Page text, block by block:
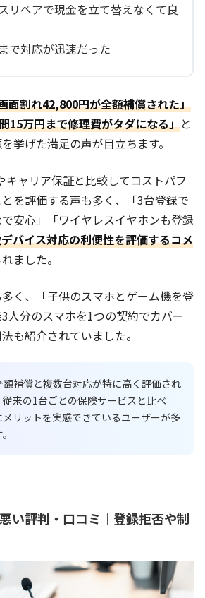
リペアで現金を立て替えなくて良
で対応が迅速だった
面割れ42,800円が全額補償された」
15万円まで修理費がタダになる」と
挙げた満足の声が目立ちます。
キャリア保証と比較してコストパフ
を評価する声も多く、「3台登録で
安心」「ワイヤレスイヤホンも登録
バイス対応の利便性を評価するコメ
ました。
く、「子供のスマホとゲーム機を登
人分のスマホを1つの契約でカバー
も紹介されていました。
額補償と複数台対応が特に高く評価され
従来の1台ごとの保険サービスと比べ
メリットを実感できているユーザーが多
い評判・口コミ｜登録拒否や制